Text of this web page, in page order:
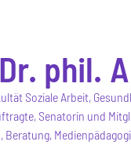
phil.
Soziale Arbeit,
Senatorin und